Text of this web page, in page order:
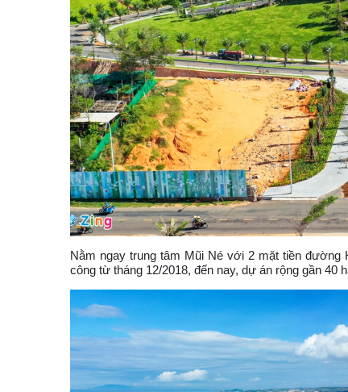
Nằm ngay trung tâm Mũi Né với 2 mặt tiền đường
công từ tháng 12/2018, đến nay, dự án rộng gần 40